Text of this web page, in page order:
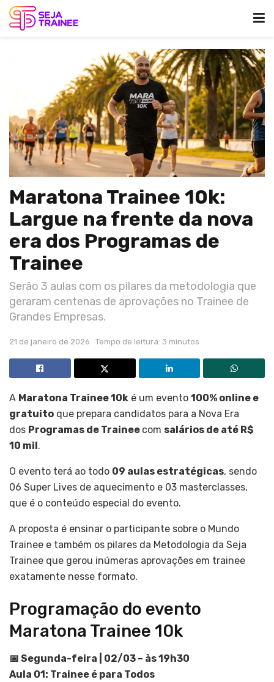
Maratona Trainee 10k:
Largue na frente da nova
era dos Programas de
Trainee
Serão 3 aulas com os pilares da metodologia que
geraram centenas de aprovações no Trainee de
Grandes Empresas.
21 de janeiro de 2026 Tempo de leitura: 3 minutos
A Maratona Trainee 10k é um evento 100% online e
gratuito que prepara candidatos para a Nova Era
dos Programas de Trainee com salários de até R$
10 mil.
O evento terá ao todo 09 aulas estratégicas, sendo
06 Super Lives de aquecimento e 03 masterclasses,
que é o conteúdo especial do evento.
A proposta é ensinar o participante sobre o Mundo
Trainee e também os pilares da Metodologia da Seja
Trainee que gerou inúmeras aprovações em trainee
exatamente nesse formato.
Programação do evento
Maratona Trainee 10k
📅 Segunda-feira | 02/03 – às 19h30
Aula 01: Trainee é para Todos